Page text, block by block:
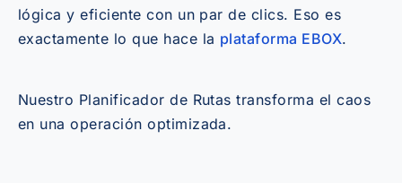
lógica y eficiente con un par de clics. Eso es
exactamente lo que hace la plataforma EBOX.
Nuestro Planificador de Rutas transforma el caos
en una operación optimizada.